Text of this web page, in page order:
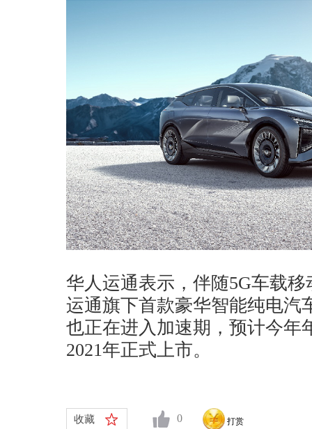
华人运通表示，伴随5G车载
运通旗下首款豪华智能纯电汽
也正在进入加速期，预计今年
2021年正式上市。
收藏 0 打赏